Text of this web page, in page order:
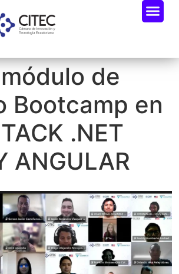
de
Bootcamp en
.NET
ANGULAR